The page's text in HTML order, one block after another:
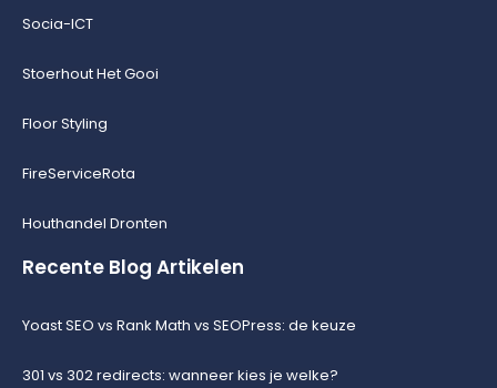
Socia-ICT
Stoerhout Het Gooi
Floor Styling
FireServiceRota
Houthandel Dronten
Recente Blog Artikelen
Yoast SEO vs Rank Math vs SEOPress: de keuze
301 vs 302 redirects: wanneer kies je welke?